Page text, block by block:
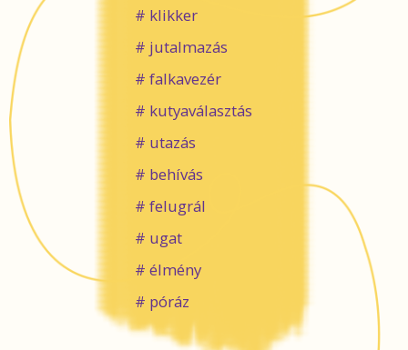
klikker
jutalmazás
falkavezér
kutyaválasztás
utazás
behívás
felugrál
ugat
élmény
póráz